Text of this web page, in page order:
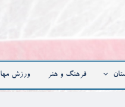
فرهنگ و هنر ورزش